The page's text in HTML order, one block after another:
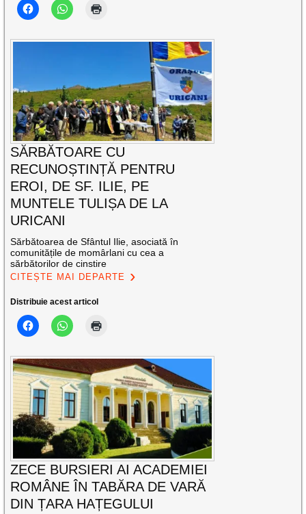
SĂRBĂTOARE CU
RECUNOȘTINȚĂ PENTRU
EROI, DE SF. ILIE, PE
MUNTELE TULIȘA DE LA
URICANI
Sărbătoarea de Sfântul Ilie, asociată în
comunitățile de momârlani cu cea a
sărbătorilor de cinstire
CITEȘTE MAI DEPARTE
Distribuie acest articol
ZECE BURSIERI AI ACADEMIEI
ROMÂNE ÎN TABĂRA DE VARĂ
DIN ȚARA HAȚEGULUI